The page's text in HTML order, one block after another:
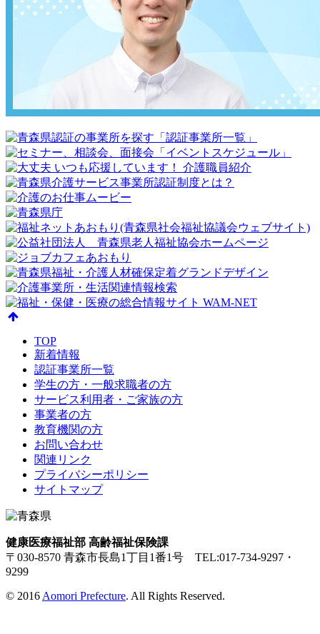
TOP
新着情報
認証事業所一覧
学生の方・一般求職者の方
サービス利用者・ご家族の方
事業者の方
教育機関の方
お問い合わせ
関連リンク
プライバシーポリシー
サイトマップ
健康医療福祉部 高齢福祉保険課
〒030-8570 青森市長島1丁目1番1号 TEL:017-734-9297・
9299
© 2016 Aomori Prefecture. All Rights Reserved.